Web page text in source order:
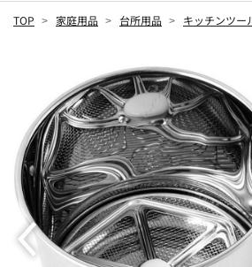
TOP 家庭用品 台所用品 キッチンツー